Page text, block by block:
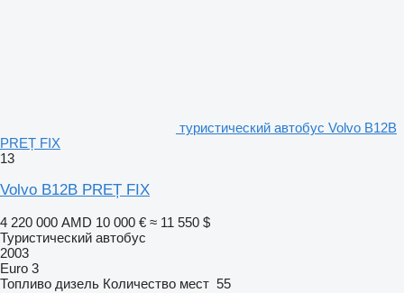
туристический автобус Volvo B12B
PREȚ FIX
13
Volvo B12B PREȚ FIX
4 220 000 AMD 10 000 € ≈ 11 550 $
Туристический автобус
2003
Euro 3
Топливо дизель Количество мест 55